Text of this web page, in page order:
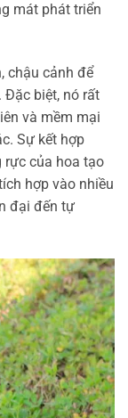
mát phát triển
chậu cảnh để
Đặc biệt, nó rất
và mềm mại
Sự kết hợp
rực của hoa tạo
hợp vào nhiều
đại đến tự